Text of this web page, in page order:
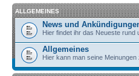
ALLGEMEINES
News und
Hier findet ihr das Neueste rund
Allgemeines
Hier kann man seine